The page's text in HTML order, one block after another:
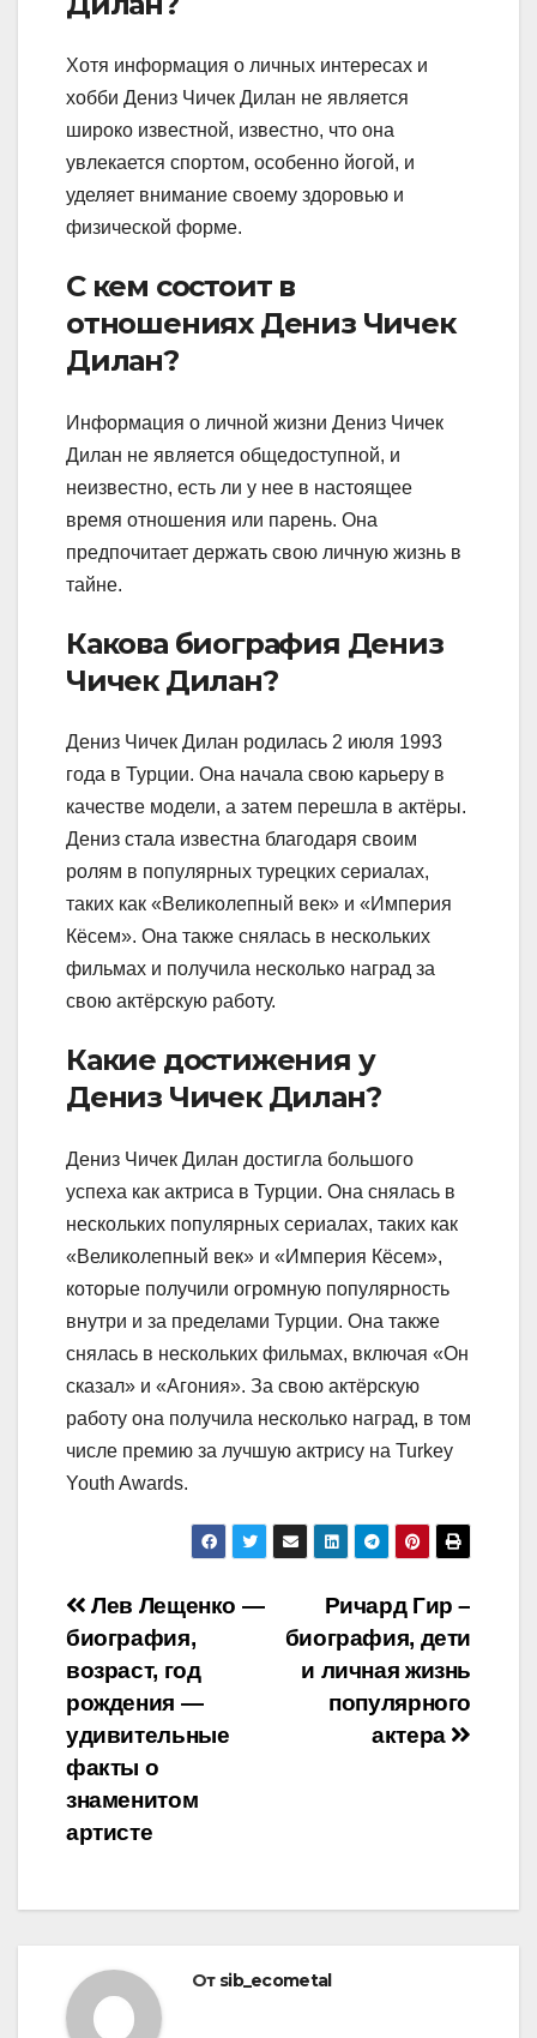
Хотя информация о личных интересах и
хобби Дениз Чичек Дилан не является
широко известной, известно, что она
увлекается спортом, особенно йогой, и
уделяет внимание своему здоровью и
физической форме.
С кем состоит в
отношениях Дениз Чичек
Дилан?
Информация о личной жизни Дениз Чичек
Дилан не является общедоступной, и
неизвестно, есть ли у нее в настоящее
время отношения или парень. Она
предпочитает держать свою личную жизнь в
тайне.
Какова биография Дениз
Чичек Дилан?
Дениз Чичек Дилан родилась 2 июля 1993
года в Турции. Она начала свою карьеру в
качестве модели, а затем перешла в актёры.
Дениз стала известна благодаря своим
ролям в популярных турецких сериалах,
таких как «Великолепный век» и «Империя
Кёсем». Она также снялась в нескольких
фильмах и получила несколько наград за
свою актёрскую работу.
Какие достижения у
Дениз Чичек Дилан?
Дениз Чичек Дилан достигла большого
успеха как актриса в Турции. Она снялась в
нескольких популярных сериалах, таких как
«Великолепный век» и «Империя Кёсем»,
которые получили огромную популярность
внутри и за пределами Турции. Она также
снялась в нескольких фильмах, включая «Он
сказал» и «Агония». За свою актёрскую
работу она получила несколько наград, в том
числе премию за лучшую актрису на Turkey
Youth Awards.
Навигация
по
записям
Ричард Гир –
биография, дети
и личная жизнь
популярного
актера
Лев Лещенко —
биография,
возраст, год
рождения —
удивительные
факты о
знаменитом
артисте
От sib_ecometal